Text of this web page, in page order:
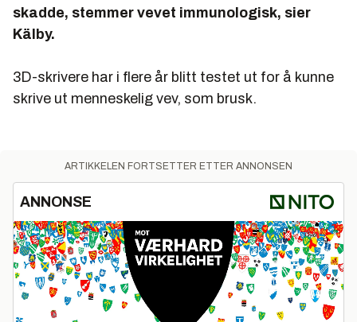
skadde, stemmer vevet immunologisk, sier
Kälby.
3D-skrivere har i flere år blitt testet ut for å kunne
skrive ut menneskelig vev, som brusk.
ARTIKKELEN FORTSETTER ETTER ANNONSEN
ANNONSE